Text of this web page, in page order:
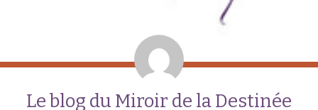
Le blog du Miroir de la Destinée